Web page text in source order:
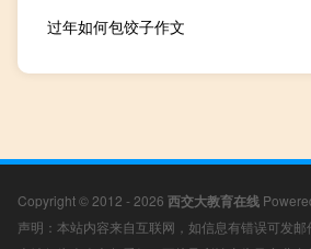
过年如何包饺子作文
Copyright © 2012 - 2026 西交大教育在线
声明：本站内容来自互联网，如信息有错误可发